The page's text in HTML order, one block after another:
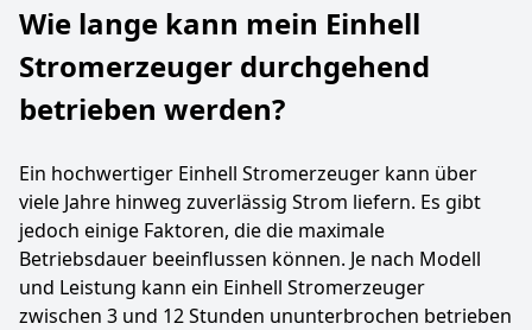
Wie lange kann mein Einhell
Stromerzeuger durchgehend
betrieben werden?
Ein hochwertiger Einhell Stromerzeuger kann über
viele Jahre hinweg zuverlässig Strom liefern. Es gibt
jedoch einige Faktoren, die die maximale
Betriebsdauer beeinflussen können. Je nach Modell
und Leistung kann ein Einhell Stromerzeuger
zwischen 3 und 12 Stunden ununterbrochen betrieben